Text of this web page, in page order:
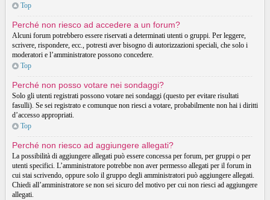
Top
Perché non riesco ad accedere a un forum?
Alcuni forum potrebbero essere riservati a determinati utenti o gruppi. Per leggere,
scrivere, rispondere, ecc., potresti aver bisogno di autorizzazioni speciali, che solo i
moderatori e l’amministratore possono concedere.
Top
Perché non posso votare nei sondaggi?
Solo gli utenti registrati possono votare nei sondaggi (questo per evitare risultati
fasulli). Se sei registrato e comunque non riesci a votare, probabilmente non hai i diritti
d’accesso appropriati.
Top
Perché non riesco ad aggiungere allegati?
La possibilità di aggiungere allegati può essere concessa per forum, per gruppi o per
utenti specifici. L’amministratore potrebbe non aver permesso allegati per il forum in
cui stai scrivendo, oppure solo il gruppo degli amministratori può aggiungere allegati.
Chiedi all’amministratore se non sei sicuro del motivo per cui non riesci ad aggiungere
allegati.